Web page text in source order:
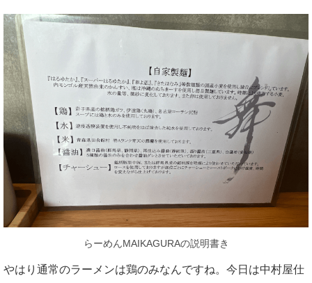
らーめんMAIKAGURAの説明書き
やはり通常のラーメンは鶏のみなんですね。今日は中村屋仕